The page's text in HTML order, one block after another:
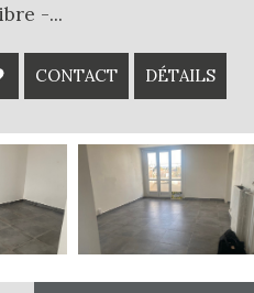
-...
CONTACT DÉTAILS